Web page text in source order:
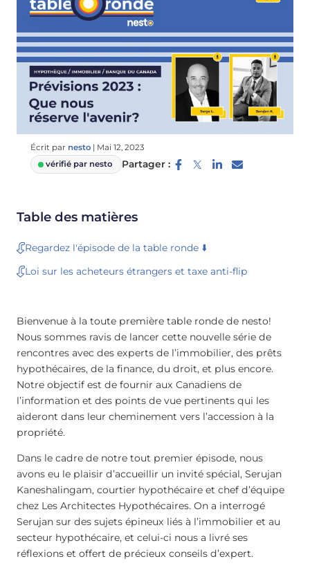
Écrit par nesto | Mai 12, 2023
vérifié par nesto
Partager :
Table des matières
Regardez l'épisode de la table ronde ⬇️
Loi sur les acheteurs étrangers et taxe anti-flip
Bienvenue à la toute première table ronde de nesto!
Nous sommes ravis de lancer cette nouvelle série de
rencontres avec des experts de l’immobilier, des prêts
hypothécaires, de la finance, du droit, et plus encore.
Notre objectif est de fournir aux Canadiens de
l’information et des points de vue pertinents qui les
aideront dans leur cheminement vers l’accession à la
propriété.
Dans le cadre de notre tout premier épisode, nous
avons eu le plaisir d’accueillir un invité spécial, Serujan
Kaneshalingam, courtier hypothécaire et chef d’équipe
chez Les Architectes Hypothécaires. On a interrogé
Serujan sur des sujets épineux liés à l’immobilier et au
secteur hypothécaire, et celui-ci nous a livré ses
réflexions et offert de précieux conseils d’expert.